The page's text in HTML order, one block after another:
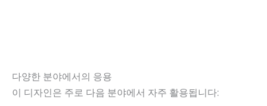
다양한 분야에서의 응용
이 디자인은 주로 다음 분야에서 자주 활용됩니다: